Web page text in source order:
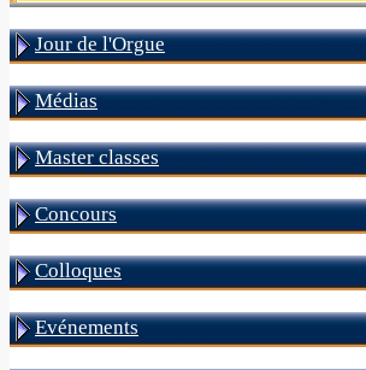
Jour de l'Orgue
Médias
Master classes
Concours
Colloques
Evénements